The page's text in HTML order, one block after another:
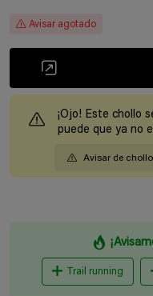
Avisar agotado
¡Ojo! Este chollo
puede que ya no
Avisar de
Trail running